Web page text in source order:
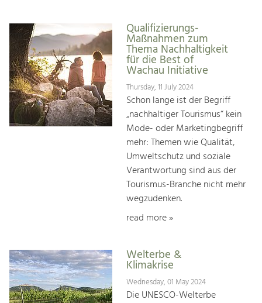
Qualifizierungs-
Maßnahmen zum
Thema Nachhaltigkeit
für die Best of
Wachau Initiative
Thursday, 11 July 2024
Schon lange ist der Begriff
„nachhaltiger Tourismus“ kein
Mode- oder Marketingbegriff
mehr: Themen wie Qualität,
Umweltschutz und soziale
Verantwortung sind aus der
Tourismus-Branche nicht mehr
wegzudenken.
read more »
Welterbe &
Klimakrise
Wednesday, 01 May 2024
Die UNESCO-Welterbe